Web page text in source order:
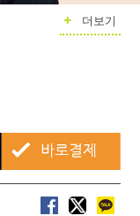
+ 더보기